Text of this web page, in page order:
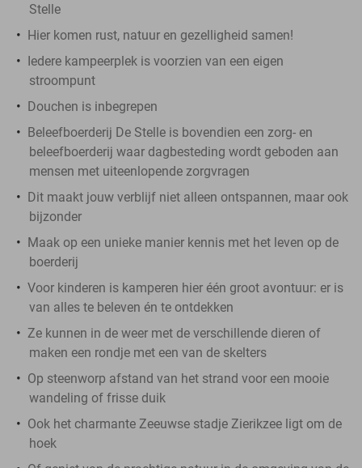
Stelle
Hier komen rust, natuur en gezelligheid samen!
Iedere kampeerplek is voorzien van een eigen
stroompunt
Douchen is inbegrepen
Beleefboerderij De Stelle is bovendien een zorg- en
beleefboerderij waar dagbesteding wordt geboden aan
mensen met uiteenlopende zorgvragen
Dit maakt jouw verblijf niet alleen ontspannen, maar ook
bijzonder
Maak op een unieke manier kennis met het leven op de
boerderij
Voor kinderen is kamperen hier één groot avontuur: er is
van alles te beleven én te ontdekken
Ze kunnen in de weer met de verschillende dieren of
maken een rondje met een van de skelters
Op steenworp afstand van het strand voor een mooie
wandeling of frisse duik
Ook het charmante Zeeuwse stadje Zierikzee ligt om de
hoek